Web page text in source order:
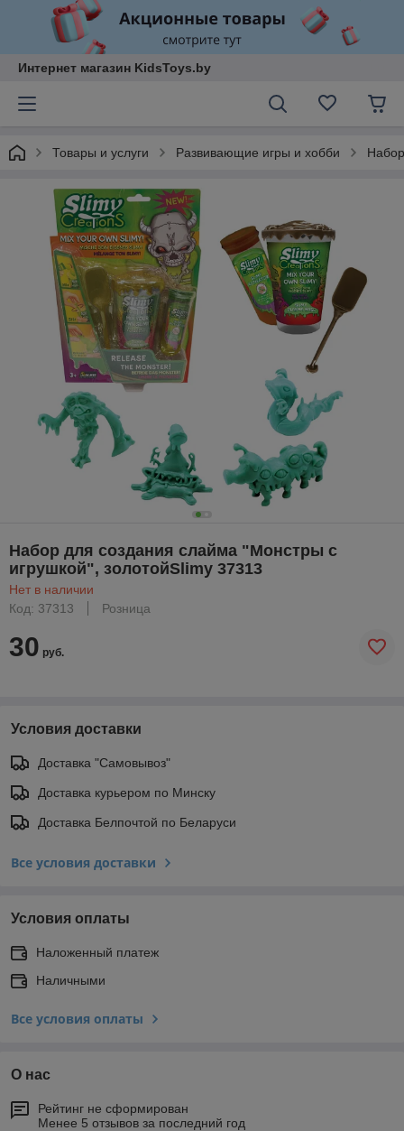
Интернет магазин KidsToys.by
Товары и услуги Развивающие игры и хобби
Набор для создания слайма "Монстры с
игрушкой", золотойSlimy 37313
Нет в наличии
Код: 37313
Розница
30 руб.
Условия доставки
Доставка "Самовывоз"
Доставка курьером по Минску
Доставка Белпочтой по Беларуси
Все условия доставки
Условия оплаты
Наложенный платеж
Наличными
Все условия оплаты
О нас
Рейтинг не сформирован
Менее 5 отзывов за последний год